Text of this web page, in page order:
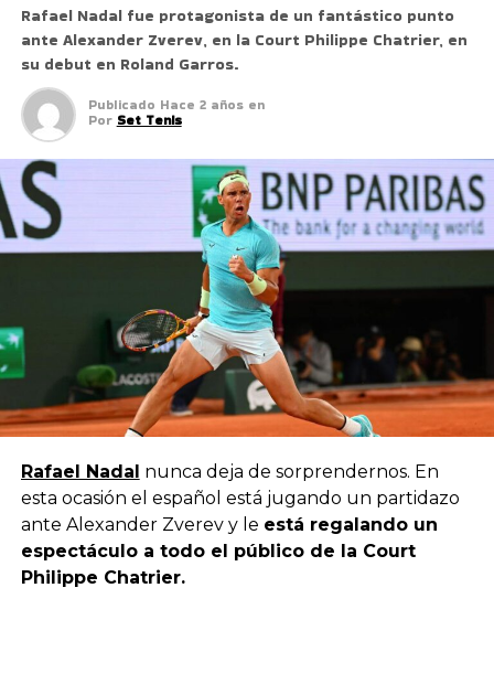
Rafael Nadal fue protagonista de un fantástico punto
ante Alexander Zverev, en la Court Philippe Chatrier, en
su debut en Roland Garros.
Publicado Hace 2 años en
Por Set Tenis
Rafael Nadal nunca deja de sorprendernos. En
esta ocasión el español está jugando un partidazo
ante Alexander Zverev y le está regalando un
espectáculo a todo el público de la Court
Philippe Chatrier.